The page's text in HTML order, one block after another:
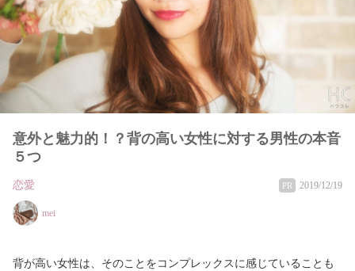
意外と魅力的！？背の高い女性に対する男性の本音
５つ
恋愛 PR 2019/12/19
mei
背が高い女性は、そのことをコンプレックスに感じていることも